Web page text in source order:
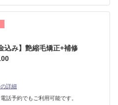
込み】艶縮毛矯正+補修
詳細
電話予約でもご利用可能です。